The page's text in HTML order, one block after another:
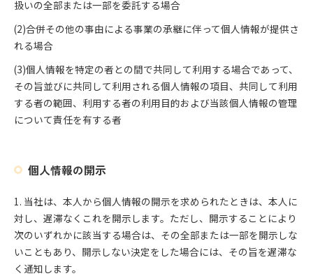
扱いの全部または一部を委託する場合
(2)合併その他の事由による事業の承継に伴って個人情報が提供さ
れる場合
(3)個人情報を特定の者との間で共同して利用する場合であって、
その旨並びに共同して利用される個人情報の項目、共同して利用
する者の範囲、利用する者の利用目的および当該個人情報の管理
について責任を有する者
個人情報の開示
1. 当社は、本人から個人情報の開示を求められたときは、本人に
対し、遅滞なくこれを開示します。ただし、開示することにより
次のいずれかに該当する場合は、その全部または一部を開示しな
いこともあり、開示しない決定をした場合には、その旨を遅滞な
く通知します。